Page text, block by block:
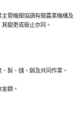
管機關協調有關農業機構及
變更或廢止亦同。
製、儲、銷及共同作業。
額。